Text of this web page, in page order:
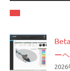
ー
2026